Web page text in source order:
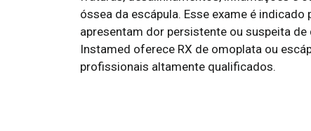
óssea da escápula. Esse exame é
apresentam dor persistente ou suspeita
Instamed oferece RX de omoplata ou
profissionais altamente qualificados.